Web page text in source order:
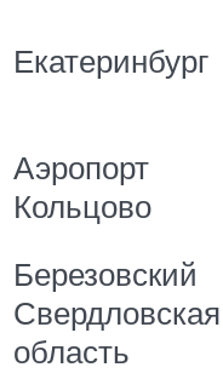
Екатеринбург
Аэропорт
Кольцово
Березовский
Свердловская
область